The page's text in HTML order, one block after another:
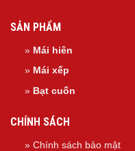
SẢN PHẨM
» Mái hiên
» Mái xếp
» Bạt cuốn
CHÍNH SÁCH
» Chính sách bảo mật